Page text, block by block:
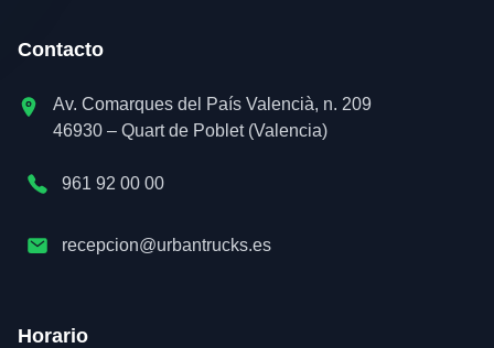
Contacto
Av. Comarques del País Valencià, n. 209
46930 – Quart de Poblet (Valencia)
961 92 00 00
recepcion@urbantrucks.es
Horario